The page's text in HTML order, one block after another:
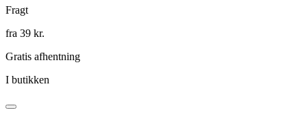
Fragt
fra 39 kr.
Gratis afhentning
I butikken